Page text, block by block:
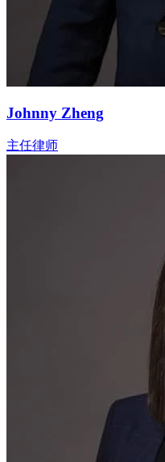
Johnny Zheng
主任律师